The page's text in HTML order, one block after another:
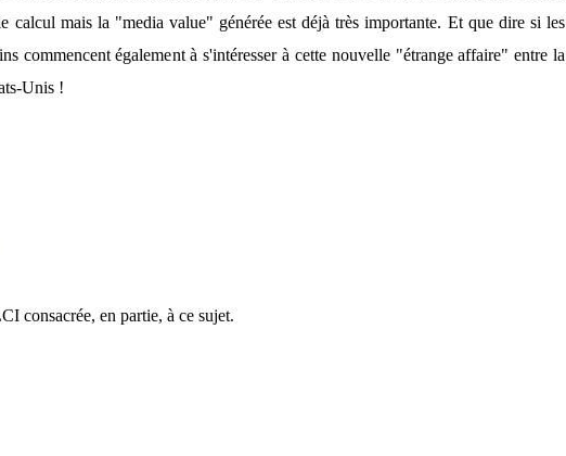
calcul mais la "media value" générée est déjà très importante. Et que dire si les
commencent également à s'intéresser à cette nouvelle "étrange affaire" entre la
Unis !
consacrée, en partie, à ce sujet.